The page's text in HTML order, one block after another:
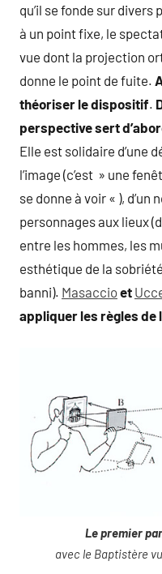
qu’il se fonde sur
à un point fixe, le
vue dont la projection
donne le point de fuite.
théoriser le dispositif.
perspective sert
Elle est solidaire d’une
l’image (c’est » une
se donne à voir « ), d’un
personnages aux lieux
entre les hommes, les
esthétique de la
banni). Masaccioet
appliquer les règles de
Le premier
avec le Baptistère